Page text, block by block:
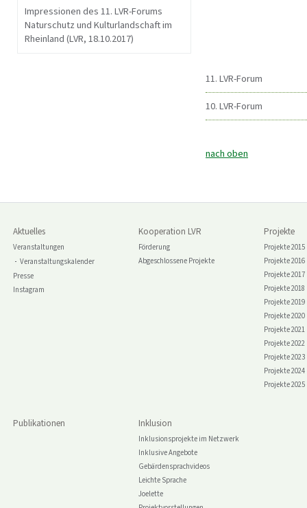
Impressionen des 11. LVR-Forums
Naturschutz und Kulturlandschaft im
Rheinland (LVR, 18.10.2017)
11. LVR-Forum
10. LVR-Forum
nach oben
Aktuelles
Veranstaltungen
Veranstaltungskalender
Presse
Instagram
Kooperation LVR
Förderung
Abgeschlossene Projekte
Projekte
Projekte 2015
Projekte 2016
Projekte 2017
Projekte 2018
Projekte 2019
Projekte 2020
Projekte 2021
Projekte 2022
Projekte 2023
Projekte 2024
Projekte 2025
Publikationen Inklusion
Inklusionsprojekte im Netzwerk
Inklusive Angebote
Gebärdensprachvideos
Leichte Sprache
Joelette